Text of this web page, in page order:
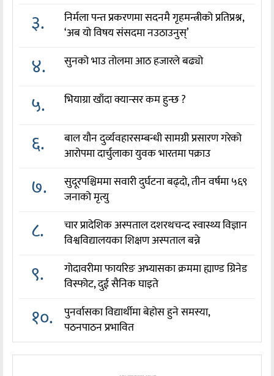
३.
निर्मला पन्त प्रकरणमा सदनमै गृहमन्त्रीको प्रतिप्रश्न,
‘अब यो विषय संसदमा नउठाउनुस्’
४. सुनको भाउ तोलमा आठ हजारले बढ्यो
५. भियाग्रा खाँदा क्यान्सर कम हुन्छ ?
६.
बाल यौन दुर्व्यवहारसम्बन्धी सामग्री प्रसारण गरेको
आरोपमा दार्चुलाका युवक भारतमा पक्राउ
७.
सुदूरपश्चिममा सवारी दुर्घटना बढ्दो, तीन वर्षमा ५६९
जनाको मृत्यु
८.
चार प्रादेशिक अस्पताल दशरथचन्द स्वास्थ्य विज्ञान
विश्वविद्यालयका शिक्षण अस्पताल बन्ने
९.
गोदावरीमा फायरिङ अभ्यासका क्रममा ह्याण्ड ग्रिनेड
विस्फोट, दुई सैनिक घाइते
१०.
पुनर्वासका विद्यार्थीमा बेहोस हुने समस्या,
पठनपाठन प्रभावित